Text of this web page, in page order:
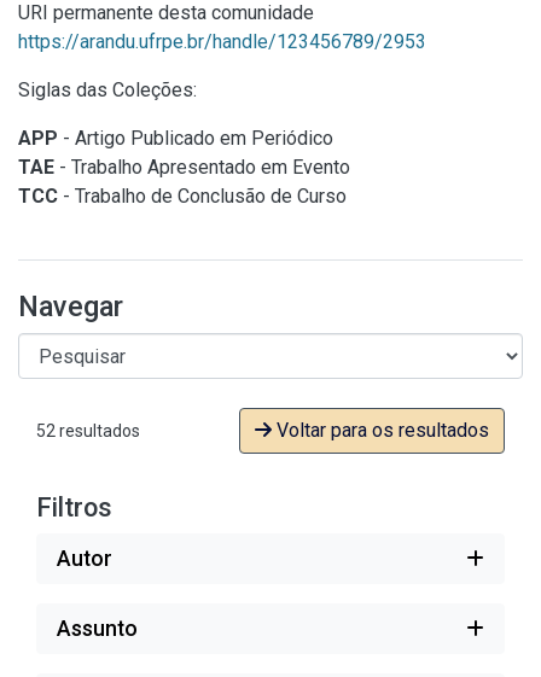
URI permanente desta comunidade
https://arandu.ufrpe.br/handle/123456789/2953
Siglas das Coleções:
APP - Artigo Publicado em Periódico
TAE - Trabalho Apresentado em Evento
TCC - Trabalho de Conclusão de Curso
Navegar
52 resultados Voltar para os resultados
Filtros
Autor
Assunto